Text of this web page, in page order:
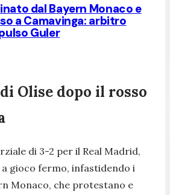
dal Bayern Monaco e
a Camavinga: arbitro
Guler
Olise dopo il rosso
di 3-2 per il Real Madrid,
gioco fermo, infastidendo i
Monaco, che protestano e